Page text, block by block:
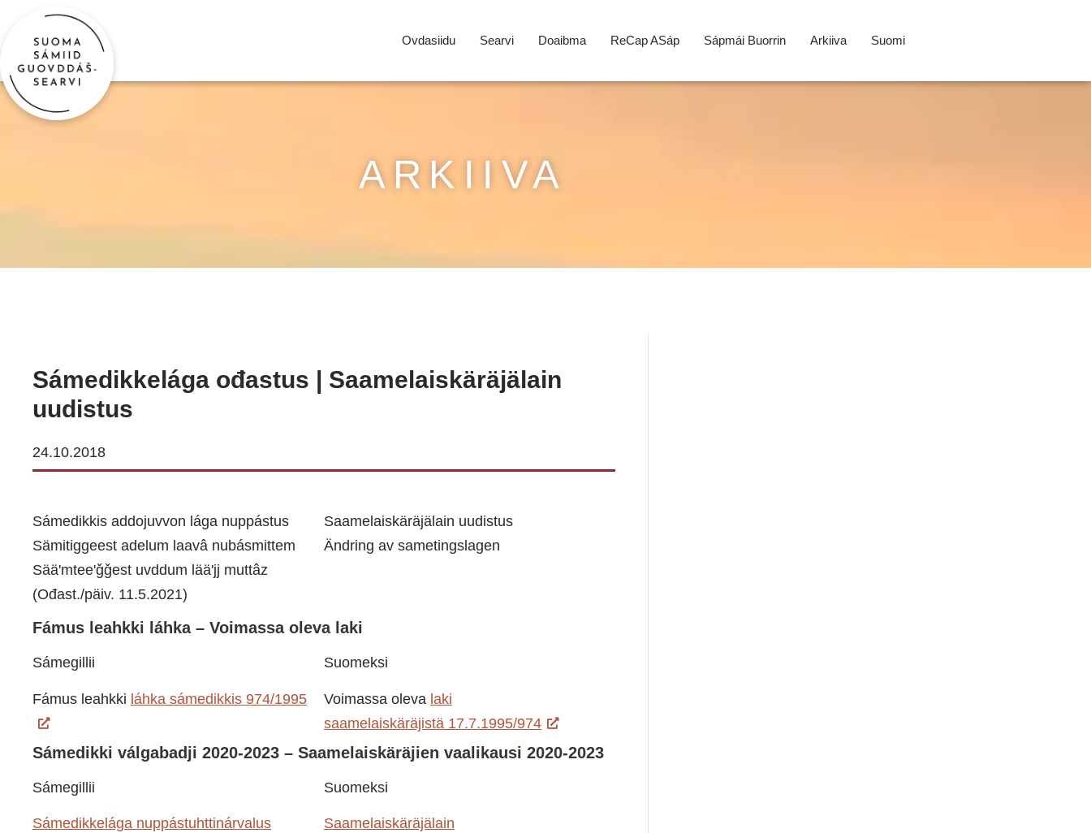
Ovdasiidu Searvi Doaibma ReCap ASáp Sápmái Buorrin Arkiiva Suomi
ARKIIVA
Sámedikkelága ođastus | Saamelaiskäräjälain
uudistus
24.10.2018
Sámedikkis addojuvvon lága nuppástus
Sämitiggeest adelum laavâ nubásmittem
Sääʹmteeʹǧǧest uvddum lääʹjj muttâz
Saamelaiskäräjälain uudistus
Ändring av sametingslagen
(Ođast./päiv. 11.5.2021)
Fámus leahkki láhka – Voimassa oleva laki
Sámegillii
Fámus leahkki láhka sámedikkis 974/1995
Suomeksi
Voimassa oleva laki
saamelaiskäräjistä 17.7.1995/974
Sámedikki válgabadji 2020-2023 – Saamelaiskäräjien vaalikausi 2020-2023
Sámegillii
Sámedikkelága nuppástuhttinárvalus
Suomeksi
Saamelaiskäräjälain